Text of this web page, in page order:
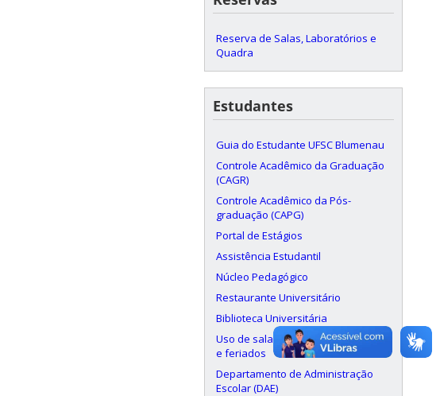
Reserva de Salas, Laboratórios e
Quadra
Estudantes
Guia do Estudante UFSC Blumenau
Controle Acadêmico da Graduação
(CAGR)
Controle Acadêmico da Pós-
graduação (CAPG)
Portal de Estágios
Assistência Estudantil
Núcleo Pedagógico
Restaurante Universitário
Biblioteca Universitária
Uso de salas aos finais de semana
e feriados
Departamento de Administração
Escolar (DAE)